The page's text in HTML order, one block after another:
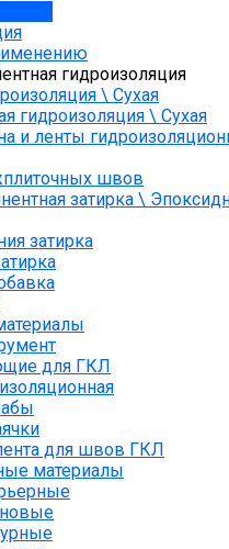
гидроизоляция
\ Сухая
гидроизоляция \ Сухая
и ленты
швов
затирка \
затирка
для ГКЛ
для швов ГКЛ
материалы